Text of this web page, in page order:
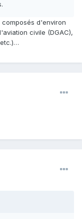
d'environ
civile (DGAC),